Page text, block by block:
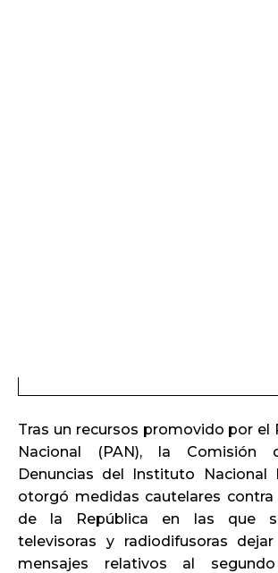
Tras un recursos promovido por el
Nacional (PAN), la Comisión
Denuncias del Instituto Nacional
otorgó medidas cautelares contra
de la República en las que
televisoras y radiodifusoras
mensajes relativos al